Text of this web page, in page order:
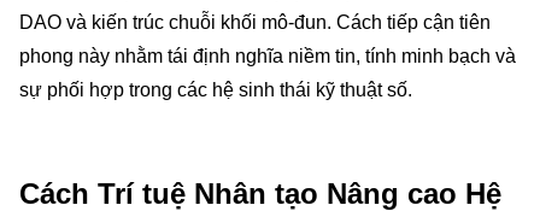
DAO và kiến trúc chuỗi khối mô-đun. Cách tiếp cận tiên
phong này nhằm tái định nghĩa niềm tin, tính minh bạch và
sự phối hợp trong các hệ sinh thái kỹ thuật số.
Cách Trí tuệ Nhân tạo Nâng cao Hệ